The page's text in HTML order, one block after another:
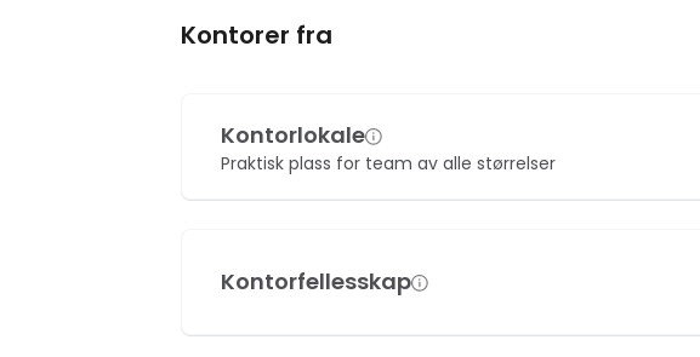
Kontorer fra
Kontorlokale
Praktisk plass for team av alle størrelser
Kontorfellesskap